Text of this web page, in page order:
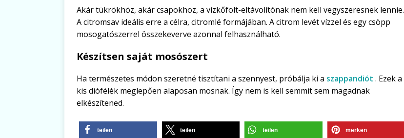
Akár tükrökhöz, akár csapokhoz, a vízkőfolt-eltávolítónak nem kell vegyszeresnek lennie.
A citromsav ideális erre a célra, citromlé formájában. A citrom levét vízzel és egy csöpp
mosogatószerrel összekeverve azonnal felhasználható.
Készítsen saját mosószert
Ha természetes módon szeretné tisztítani a szennyest, próbálja ki a szappandiót . Ezek a
kis diófélék meglepően alaposan mosnak. Így nem is kell semmit sem magadnak
elkészítened.
teilen teilen teilen merken